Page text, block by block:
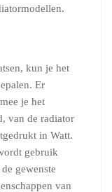
kun je het
Er
je het
van de radiator
in Watt.
gebruik
gewenste
van